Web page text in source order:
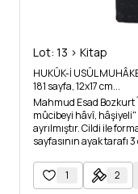
Lot: 13 > Kitap
HUKÛK-İ USÛL
181 sayfa, 12x17 cm...
Mahmud Esad
mûcibeyi hâvî, hâşiyeli"
ayrılmıştır. Cildi ile
sayfasının ayak tarafı
1 2